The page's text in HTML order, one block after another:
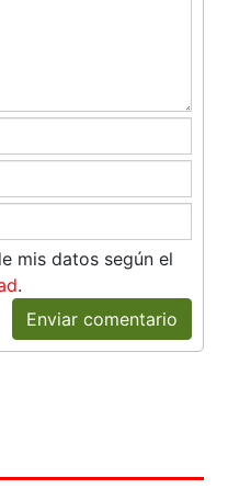
mis datos según el
.
Enviar comentario